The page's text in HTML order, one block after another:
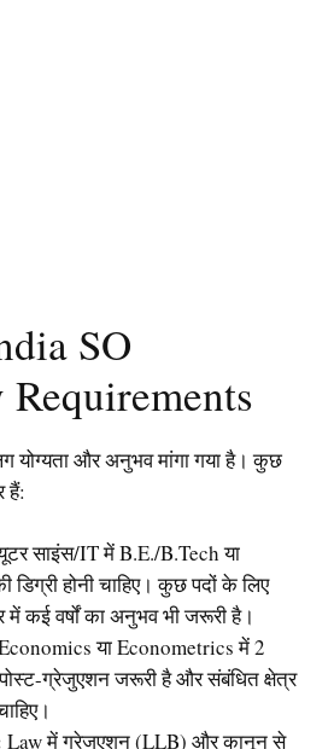
SO
योग्यता और अनुभव मांगा गया है। कुछ
हैं:
साइंस/IT में B.E./B.Tech या
होनी चाहिए। कुछ पदों के लिए
में कई वर्षों का अनुभव भी जरूरी है।
या Econometrics में 2
ग्रेजुएशन जरूरी है और संबंधित क्षेत्र
Law में ग्रेजुएशन (LLB) और कानून से